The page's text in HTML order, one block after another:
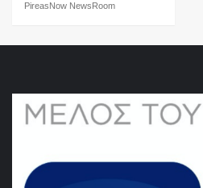
PireasNow NewsRoom